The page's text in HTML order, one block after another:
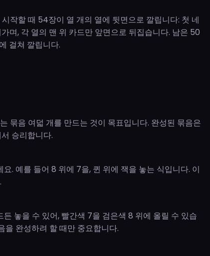
작할 때 54장이 열 개의 열에 뒷면으로 깔립니다: 첫 네
며, 각 열의 맨 위 카드만 앞면으로 뒤집습니다. 남은 50
걸쳐 깔립니다.
묶음 여덟 개를 만드는 것이 목표입니다. 완성된 묶음은
승리합니다.
. 예를 들어 8 위에 7을, 퀸 위에 잭을 놓는 식입니다. 이
놓을 수 있어, 빨간색 7을 검은색 8 위에 올릴 수 있습
을 완성하려 할 때만 중요합니다.